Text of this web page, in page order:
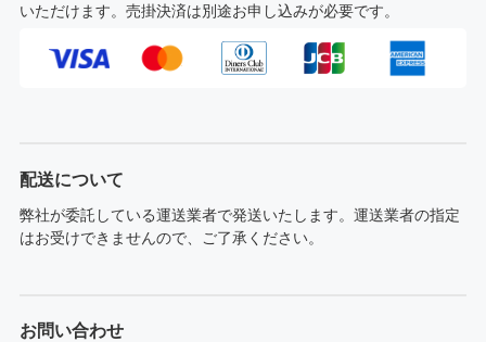
いただけます。売掛決済は別途お申し込みが必要です。
配送について
弊社が委託している運送業者で発送いたします。運送業者の指定
はお受けできませんので、ご了承ください。
お問い合わせ